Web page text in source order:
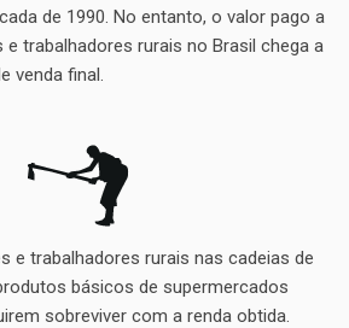
de 1990. No entanto, o valor pago a
trabalhadores rurais no Brasil chega a
venda final.
e trabalhadores rurais nas cadeias de
básicos de supermercados
sobreviver com a renda obtida.